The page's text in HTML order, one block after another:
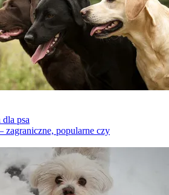
dla psa
zagraniczne, popularne czy